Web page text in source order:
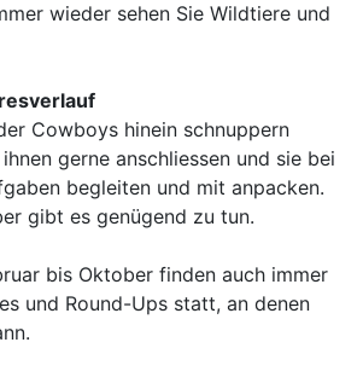
wieder sehen Sie Wildtiere und
Cowboys hinein schnuppern
gerne anschliessen und sie bei
begleiten und mit anpacken.
gibt es genügend zu tun.
bis Oktober finden auch immer
und Round-Ups statt, an denen